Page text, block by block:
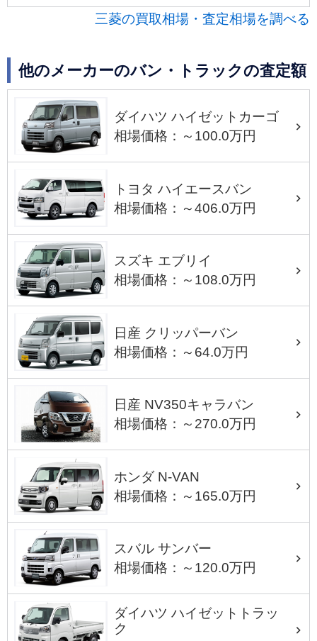
三菱の買取相場・査定相場を調べる
他のメーカーのバン・トラックの査定額
ダイハツ ハイゼットカーゴ
相場価格：～100.0万円
トヨタ ハイエースバン
相場価格：～406.0万円
スズキ エブリイ
相場価格：～108.0万円
日産 クリッパーバン
相場価格：～64.0万円
日産 NV350キャラバン
相場価格：～270.0万円
ホンダ N-VAN
相場価格：～165.0万円
スバル サンバー
相場価格：～120.0万円
ダイハツ ハイゼットトラッ
ク